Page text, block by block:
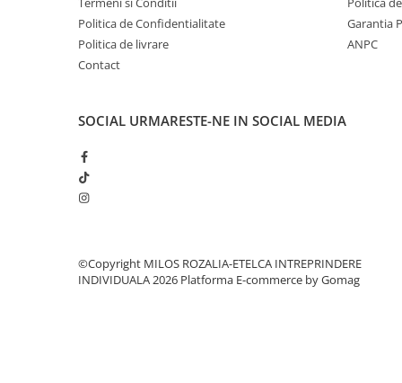
Politica de Confidentialitate
Politica de livrare
Contact
Garantia
ANPC
SOCIAL URMARESTE-NE IN SOCIAL MEDIA
©Copyright MILOS ROZALIA-ETELCA INTREPRINDERE
INDIVIDUALA 2026 Platforma E-commerce by Gomag